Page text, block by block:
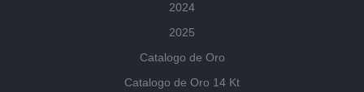
2024
2025
Catalogo de Oro
Catalogo de Oro 14 Kt